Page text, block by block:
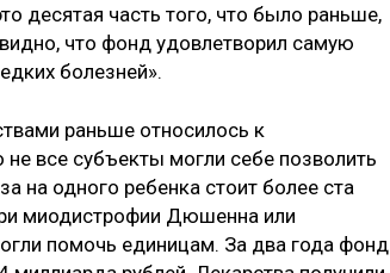
десятая часть того, что было раньше,
что фонд удовлетворил самую
болезней».
раньше относилось к
все субъекты могли себе позволить
на одного ребенка стоит более ста
миодистрофии Дюшенна или
помочь единицам. За два года фонд